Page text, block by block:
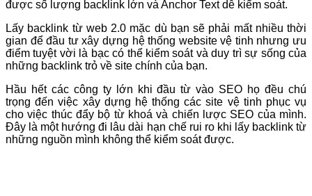
được số lượng backlink lớn và Anchor Text dễ kiểm soát.
Lấy backlink từ web 2.0 mặc dù bạn sẽ phải mất nhiều thời
gian để đầu tư xây dựng hệ thống website vệ tinh nhưng ưu
điểm tuyệt vời là bạc có thể kiểm soát và duy trì sự sống của
những backlink trỏ về site chính của bạn.
Hầu hết các công ty lớn khi đầu từ vào SEO họ đều chú
trọng đến việc xây dựng hệ thống các site vệ tinh phục vụ
cho việc thúc đẩy bộ từ khoá và chiến lược SEO của mình.
Đây là một hướng đi lâu dài hạn chế rui ro khi lấy backlink từ
những nguồn mình không thể kiểm soát được.